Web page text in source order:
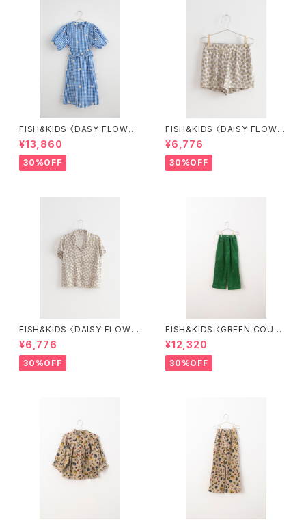
FISH&KIDS 〈DASY FLOWER
S DRESS〉
¥13,860
30%OFF
FISH&KIDS 〈DAISY FLOWE
R SHORT〉
¥6,776
30%OFF
FISH&KIDS 〈DAISY FLOWE
R SHIRT〉
¥6,776
30%OFF
FISH&KIDS 〈GREEN COURD
ORY〉
¥12,320
30%OFF